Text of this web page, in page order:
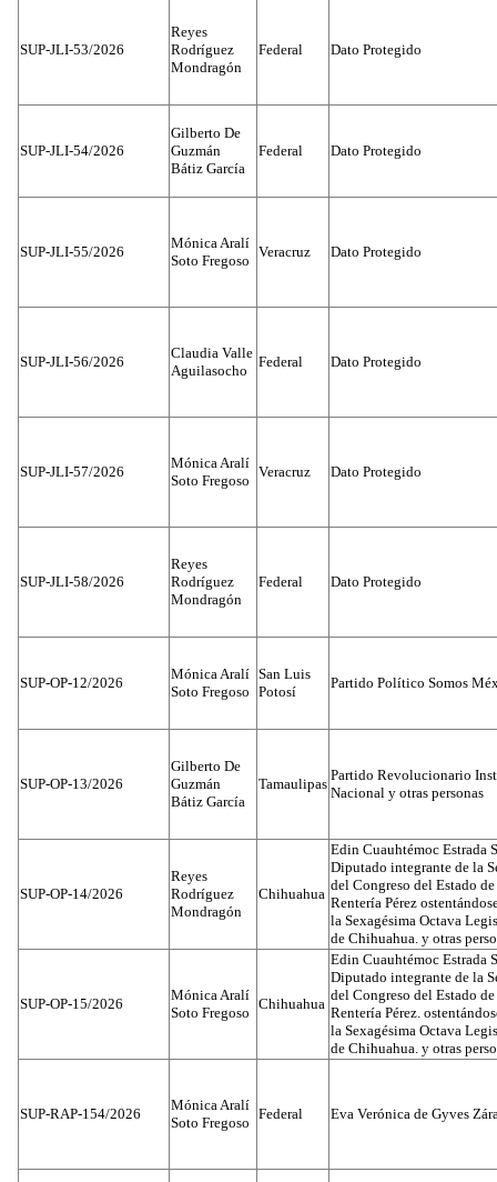
SUP-JLI-53/2026
Reyes
Rodríguez
Mondragón
Federal Dato Protegido
SUP-JLI-54/2026
Gilberto De
Guzmán
Bátiz García
Federal Dato Protegido
SUP-JLI-55/2026
Mónica Aralí
Soto Fregoso
Veracruz Dato Protegido
SUP-JLI-56/2026
Claudia Valle
Aguilasocho
Federal Dato Protegido
SUP-JLI-57/2026
Mónica Aralí
Soto Fregoso
Veracruz Dato Protegido
SUP-JLI-58/2026
Reyes
Rodríguez
Mondragón
Federal Dato Protegido
SUP-OP-12/2026
Mónica Aralí
Soto Fregoso
San Luis
Potosí
Partido Político Somos
SUP-OP-13/2026
Gilberto De
Guzmán
Bátiz García
Tamaulipas
Partido Revolucionario
Nacional y otras personas
SUP-OP-14/2026
Reyes
Rodríguez
Mondragón
Chihuahua
Edin Cuauhtémoc Estrada
Diputado integrante de la
del Congreso del Estado
Rentería Pérez
la Sexagésima Octava
de Chihuahua. y otras
SUP-OP-15/2026
Mónica Aralí
Soto Fregoso
Chihuahua
Edin Cuauhtémoc Estrada
Diputado integrante de la
del Congreso del Estado
Rentería Pérez.
la Sexagésima Octava
de Chihuahua. y otras
SUP-RAP-154/2026
Mónica Aralí
Soto Fregoso
Federal Eva Verónica de Gyves